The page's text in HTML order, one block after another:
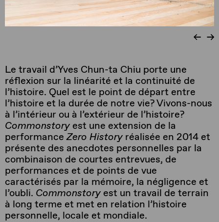
Le travail d’Yves Chun-ta Chiu porte une
réflexion sur la linéarité et la continuité de
l’histoire. Quel est le point de départ entre
l’histoire et la durée de notre vie? Vivons-nous
à l’intérieur ou à l’extérieur de l’histoire?
Commonstoryest une extension de la
performanceZero Historyréalisée en 2014 et
présente des anecdotes personnelles par la
combinaison de courtes entrevues, de
performances et de points de vue
caractérisés par la mémoire, la négligence et
l’oubli. Commonstoryest un travail de terrain
à long terme et met en relation l’histoire
personnelle, locale et mondiale.